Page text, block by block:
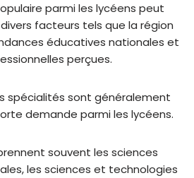
parmi les lycéens peut
facteurs tels que la région
éducatives nationales et
perçues.
spécialités sont généralement
demande parmi les lycéens.
souvent les sciences
les sciences et technologies